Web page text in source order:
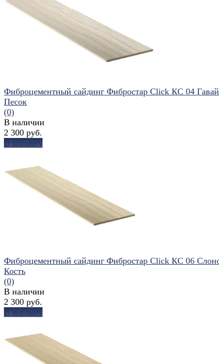
избранное сравнить
избранное сравнить
Фиброцементный сайдинг Фибростар Click КС 04
Песок
(0)
В наличии
2 300 руб.
В корзину
избранное сравнить
Фиброцементный сайдинг Фибростар Click КС 06
Кость
(0)
В наличии
2 300 руб.
В корзину